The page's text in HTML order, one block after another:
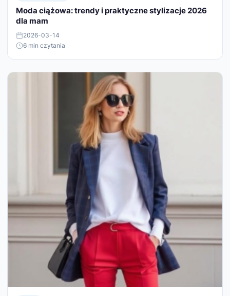
Moda ciążowa: trendy i praktyczne stylizacje 2026
dla mam
2026-03-14
6 min czytania